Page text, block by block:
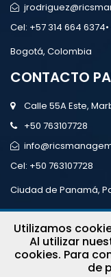
Cel: +57 314 664 6374•
Bogotá, Colombia
CONTACTO
Calle 55A Este,
+50 763107728
Cel: +50 763107728
Ciudad de Panamá,
rics
Utilizamos
Al utilizar
cookies. Para
de